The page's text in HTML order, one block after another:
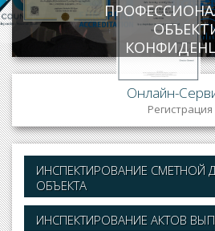
Certificate
Certificate
Онлайн-
Регистрация
ИНСПЕКТИРОВАНИЕ СМЕТНОЙ
ОБЪЕКТА
ИНСПЕКТИРОВАНИЕ АКТОВ